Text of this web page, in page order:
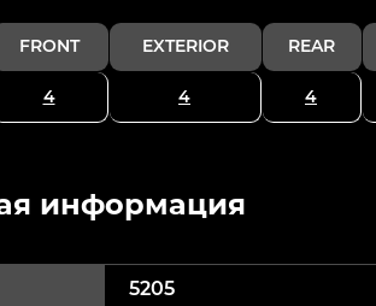
FRONT EXTERIOR REAR
4 4 4
информация
5205